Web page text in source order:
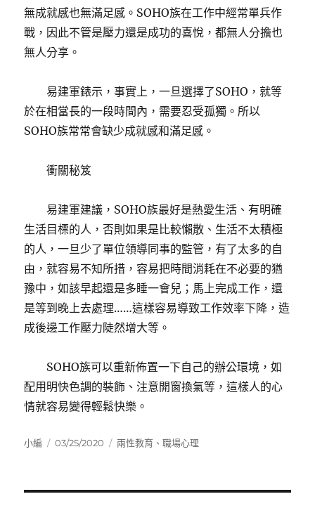
無成就感也無滿足感。SOHO族在工作中經常單兵作
戰，因此不管是壓力還是成功的喜悅，都無人分擔也
無人分享。
易建軍錶示，事實上，一旦選擇了SOHO，就等
於在相當長的一段時間內，需要忍受孤獨。所以
SOHO族常常會缺少成就感和滿足感。
衝關秘笈
易建軍建議，SOHO族最好是熱愛生活、有明確
生活目標的人，否則如果是比較懶散、生活不太積極
的人，一旦少了單位領導同事的監管，有了太多的自
由，就容易不知所措，容易把時間消耗在不必要的猶
豫中，如該早起還是多睡一會兒；馬上完成工作，還
是等到晚上去處理……這樣容易導致工作效率下降，造
成後邊工作壓力陡然增大等。
SOHO族可以重新佈置一下自己的辦公環境，如
配用明快色調的裝飾、注意開窗換氣等，這樣人的心
情就容易變得輕鬆快樂。
作
小編
發
03/25/2020
分
兩性教育 、職場心理